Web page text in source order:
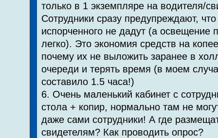
только в 1 экземпляре на водителя/
Сотрудники сразу предупреждают,
испорченного не дадут (а освещение
легко). Это экономия средств на
почему их не выложить заранее в
очереди и терять время (в моем
составило 1.5 часа!)
6. Очень маленький кабинет с
стола + копир, нормально там не
даже сами сотрудники! А где
свидетелям? Как проводить опрос?